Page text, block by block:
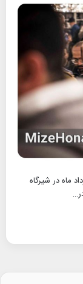
مرداد ماه در شیرگاه